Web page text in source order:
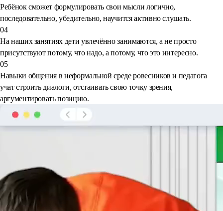
Ребёнок сможет формулировать свои мысли логично,
последовательно, убедительно, научится активно слушать.
04
На наших занятиях дети увлечённо занимаются, а не просто
присутствуют потому, что надо, а потому, что это интересно.
05
Навыки общения в неформальной среде ровесников и педагога
учат строить диалоги, отстаивать свою точку зрения,
аргументировать позицию.